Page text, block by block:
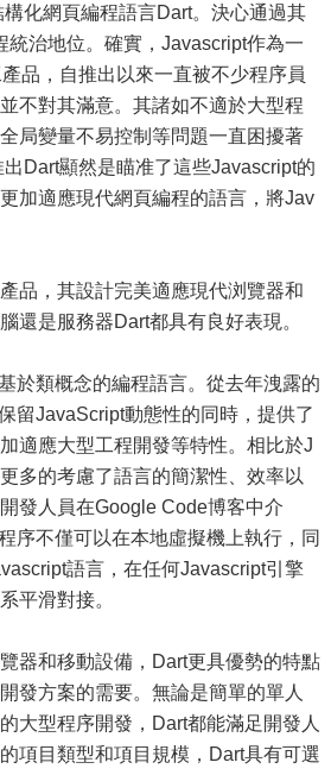
化網頁編程語言Dart。決心通過其
統治地位。確實，Javascript作為一
品，自推出以來一直被不少程序員
不對其滿意。其諸如不適於大型程
局變量不易控制等問題一直困擾著
Dart顯然是瞄准了這些Javascript的
加適應現代網頁編程的語言，將Jav
品，其設計完美適應現代浏覽器和
還是服務器Dart都具有良好表現。
於類概念的編程語言。從去年洩露的
留JavaScript動態性的同時，提供了
適應大型工程開發等特性。相比於J
多的考慮了語言的簡潔性、效率以
發人員在Google Code博客中介
序不僅可以在本地虛擬機上執行，同
語言，在任何Javascript引擎
平滑對接。
器和移動設備，Dart更具優勢的特點
發方案的需要。無論是簡單的單人
大型程序開發，Dart都能滿足開發人
項目類型和項目規模，Dart具有可選